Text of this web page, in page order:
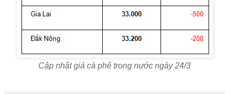
Cập nhật giá cà phê trong nước ngày 24/3